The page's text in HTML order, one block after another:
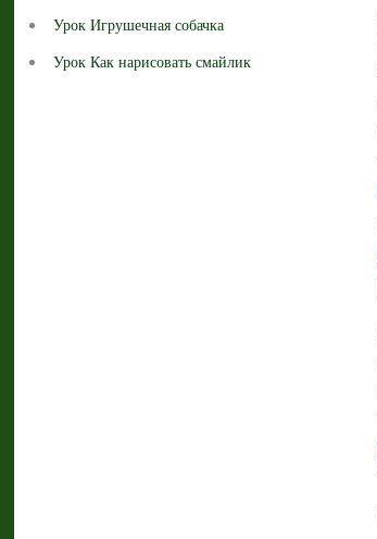
Урок Игрушечная собачка
Урок Как нарисовать смайлик